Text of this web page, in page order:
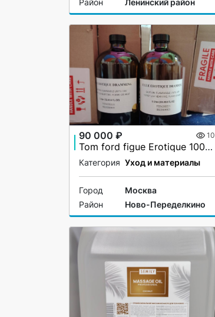
Район
Ленинский район
90 000 ₽ 10
Tom ford figue Erotique 1000ml
Категория Уход и материалы
Город
Москва
Район
Ново-Переделкино